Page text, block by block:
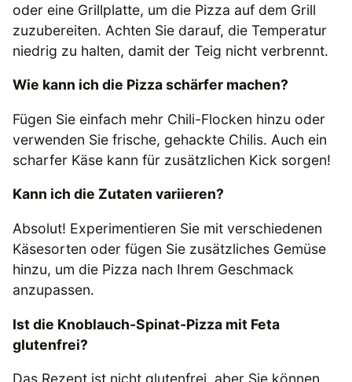
oder eine Grillplatte, um die Pizza auf dem Grill
zuzubereiten. Achten Sie darauf, die Temperatur
niedrig zu halten, damit der Teig nicht verbrennt.
Wie kann ich die Pizza schärfer machen?
Fügen Sie einfach mehr Chili-Flocken hinzu oder
verwenden Sie frische, gehackte Chilis. Auch ein
scharfer Käse kann für zusätzlichen Kick sorgen!
Kann ich die Zutaten variieren?
Absolut! Experimentieren Sie mit verschiedenen
Käsesorten oder fügen Sie zusätzliches Gemüse
hinzu, um die Pizza nach Ihrem Geschmack
anzupassen.
Ist die Knoblauch-Spinat-Pizza mit Feta
glutenfrei?
Das Rezept ist nicht glutenfrei, aber Sie können